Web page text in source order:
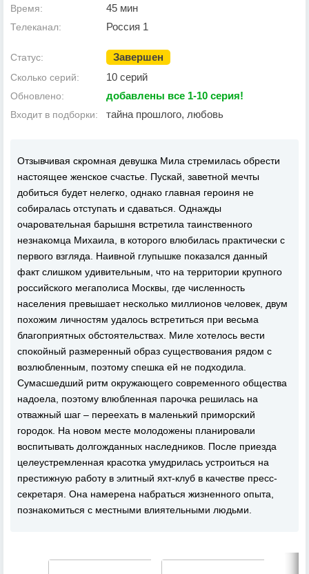
Время: 45 мин
Телеканал: Россия 1
Статус: Завершен
Сколько серий: 10 серий
Обновлено: добавлены все 1-10 серия!
Входит в подборки: тайна прошлого, любовь
Отзывчивая скромная девушка Мила стремилась обрести
настоящее женское счастье. Пускай, заветной мечты
добиться будет нелегко, однако главная героиня не
собиралась отступать и сдаваться. Однажды
очаровательная барышня встретила таинственного
незнакомца Михаила, в которого влюбилась практически с
первого взгляда. Наивной глупышке показался данный
факт слишком удивительным, что на территории крупного
российского мегаполиса Москвы, где численность
населения превышает несколько миллионов человек, двум
похожим личностям удалось встретиться при весьма
благоприятных обстоятельствах. Миле хотелось вести
спокойный размеренный образ существования рядом с
возлюбленным, поэтому спешка ей не подходила.
Сумасшедший ритм окружающего современного общества
надоела, поэтому влюбленная парочка решилась на
отважный шаг – переехать в маленький приморский
городок. На новом месте молодожены планировали
воспитывать долгожданных наследников. После приезда
целеустремленная красотка умудрилась устроиться на
престижную работу в элитный яхт-клуб в качестве пресс-
секретаря. Она намерена набраться жизненного опыта,
познакомиться с местными влиятельными людьми.